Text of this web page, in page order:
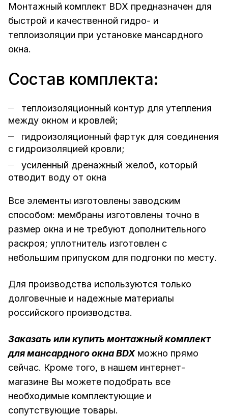
Монтажный комплект BDX предназначен для
быстрой и качественной гидро- и
теплоизоляции при установке мансардного
окна.
Состав комплекта:
теплоизоляционный контур для утепления
между окном и кровлей;
гидроизоляционный фартук для соединения
с гидроизоляцией кровли;
усиленный дренажный желоб, который
отводит воду от окна
Все элементы изготовлены заводским
способом: мембраны изготовлены точно в
размер окна и не требуют дополнительного
раскроя; уплотнитель изготовлен с
небольшим припуском для подгонки по месту.
Для производства используются только
долговечные и надежные материалы
российского производства.
Заказать или купить монтажный комплект
для мансардного окна BDXможно прямо
сейчас. Кроме того, в нашем интернет-
магазине Вы можете подобрать все
необходимые комплектующие и
сопутствующие товары.